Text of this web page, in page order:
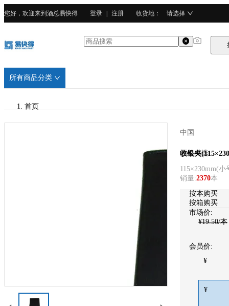
您好，欢迎来到酒总易快得 登录 注册 收货地 ： 请选择
所有商品分类
首页
中国
酒总精选
收银夹
115×230mm(小
销量:2370本
按本购买
按箱购买
市场价:
¥19.50/本
会员价:
¥
¥